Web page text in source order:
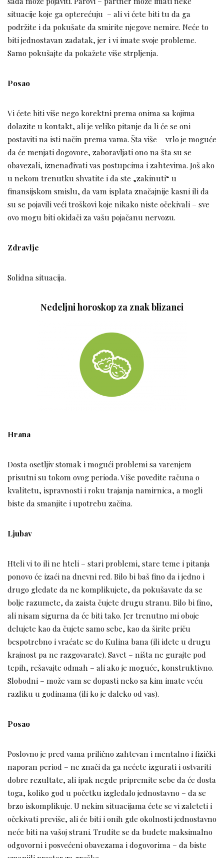
situacije koje ga opterećuju – ali vi ćete biti tu da ga
podržite i da pokušate da smirite njegove nemire. Neće to
biti jednostavan zadatak, jer i vi imate svoje probleme.
Samo pokušajte da pokažete više strpljenja.
Posao
Vi ćete biti više nego korektni prema onima sa kojima
dolazite u kontakt, ali je veliko pitanje da li će se oni
postaviti na isti način prema vama. Šta više – vrlo je moguće
da će menjati dogovore, zaboravljati ono na šta su se
obavezali, iznenađivati vas postupcima i zahtevima. Još ako
u nekom trenutku shvatite i da ste „zakinuti“ u
finansijskom smislu, da vam isplata značajnije kasni ili da
su se pojavili veći troškovi koje nikako niste očekivali – sve
ovo mogu biti okidači za vašu pojačanu nervozu.
Zdravlje
Solidna situacija.
Nedeljni horoskop za znak blizanci
Hrana
Dosta osetljiv stomak i mogući problemi sa varenjem
prisutni su tokom ovog perioda. Više povedite računa o
kvalitetu, ispravnosti i roku trajanja namirnica, a mogli
biste da smanjite i upotrebu začina.
Ljubav
Hteli vi to ili ne hteli – stari problemi, stare teme i pitanja
ponovo će izaći na dnevni red. Bilo bi baš fino da i jedno i
drugo gledate da ne komplikujete, da pokušavate da se
bolje razumete, da zaista čujete drugu stranu. Bilo bi fino,
ali nisam sigurna da će biti tako. Jer trenutno mi oboje
delujete kao da čujete samo sebe, kao da širite priču
bespotrebno i vraćate se do Kulina bana (ili idete u drugu
krajnost pa ne razgovarate). Savet – ništa ne gurajte pod
tepih, rešavajte odmah – ali ako je moguće, konstruktivno.
Slobodni – može vam se dopasti neko sa kim imate veću
razliku u godinama (ili ko je daleko od vas).
Posao
Poslovno je pred vama prilično zahtevan i mentalno i fizički
naporan period – ne znači da ga nećete izgurati i ostvariti
dobre rezultate, ali ipak negde pripremite sebe da će dosta
toga, koliko god u početku izgledalo jednostavno – da se
brzo iskomplikuje. U nekim situacijama ćete se vi zaleteti i
očekivati previše, ali će biti i onih gde okolnosti jednostavno
neće biti na vašoj strani. Trudite se da budete maksimalno
odgovorni i posvećeni obavezama i dogovorima – da biste